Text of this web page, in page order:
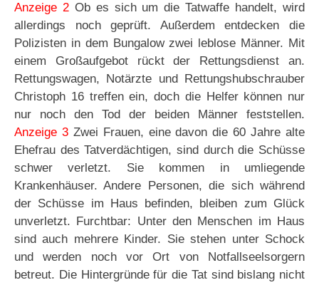
Anzeige 2Ob es sich um die Tatwaffe handelt, wird
allerdings noch geprüft. Außerdem entdecken die
Polizisten in dem Bungalow zwei leblose Männer. Mit
einem Großaufgebot rückt der Rettungsdienst an.
Rettungswagen, Notärzte und Rettungshubschrauber
Christoph 16 treffen ein, doch die Helfer können nur
nur noch den Tod der beiden Männer feststellen.
Anzeige 3Zwei Frauen, eine davon die 60 Jahre alte
Ehefrau des Tatverdächtigen, sind durch die Schüsse
schwer verletzt. Sie kommen in umliegende
Krankenhäuser. Andere Personen, die sich während
der Schüsse im Haus befinden, bleiben zum Glück
unverletzt. Furchtbar: Unter den Menschen im Haus
sind auch mehrere Kinder. Sie stehen unter Schock
und werden noch vor Ort von Notfallseelsorgern
betreut. Die Hintergründe für die Tat sind bislang nicht